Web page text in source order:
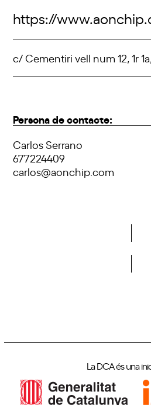
https://
c/ Cementiri vell num 12, 1r
Persona de contacte:
Carlos Serrano
677224409
carlos@aonchip.com
La DCA és una